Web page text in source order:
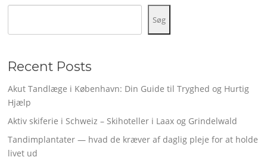
Søg
Recent Posts
Akut Tandlæge i København: Din Guide til Tryghed og Hurtig
Hjælp
Aktiv skiferie i Schweiz – Skihoteller i Laax og Grindelwald
Tandimplantater — hvad de kræver af daglig pleje for at holde
livet ud